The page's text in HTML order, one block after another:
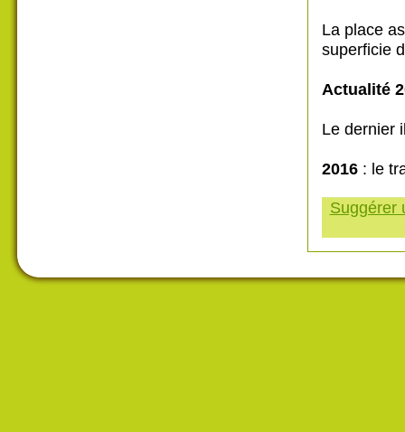
La place
superficie
Actualité
Le dernier
2016 : le
Suggérer